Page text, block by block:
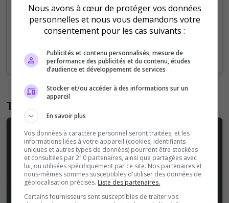
Trailer
Nous avons à cœur de protéger vos données
personnelles et nous vous demandons votre
consentement pour les cas suivants :
Publicités et contenu personnalisés, mesure de
performance des publicités et du contenu, études
d’audience et développement de services
Stocker et/ou accéder à des informations sur un
appareil
En savoir plus
Vos données à caractère personnel seront traitées, et les
informations liées à votre appareil (cookies, identifiants
uniques et autres types de données) pourront être stockées
et consultées par 210 partenaires, ainsi que partagées avec
lui, ou utilisées spécifiquement par ce site. Nos partenaires et
nous-mêmes sommes susceptibles d'utiliser des données de
géolocalisation précises. Liste des partenaires.
Certains fournisseurs sont susceptibles de traiter vos